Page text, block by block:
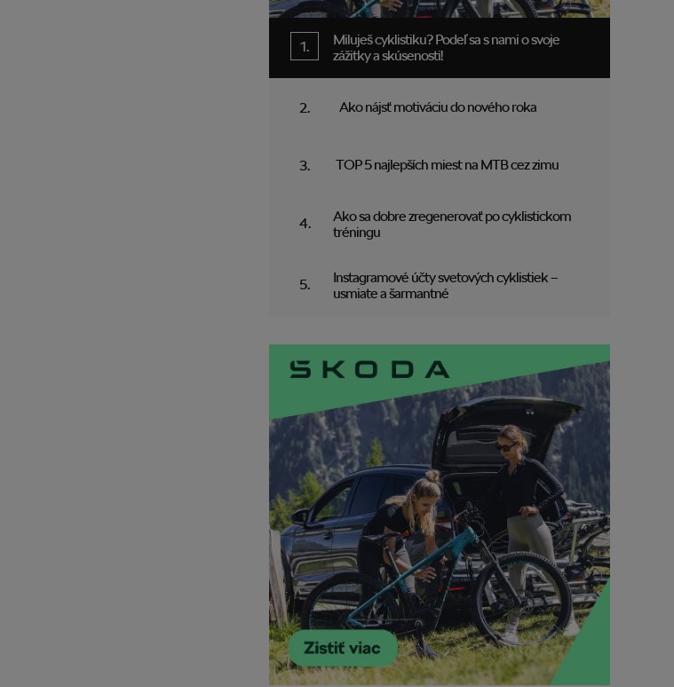
Miluješ cyklistiku? Podeľ sa s nami o svoje
zážitky a skúsenosti!
Ako nájsť motiváciu do nového roka
TOP 5 najlepších miest na MTB cez zimu
Ako sa dobre zregenerovať po cyklistickom
tréningu
Instagramové účty svetových cyklistiek –
usmiate a šarmantné